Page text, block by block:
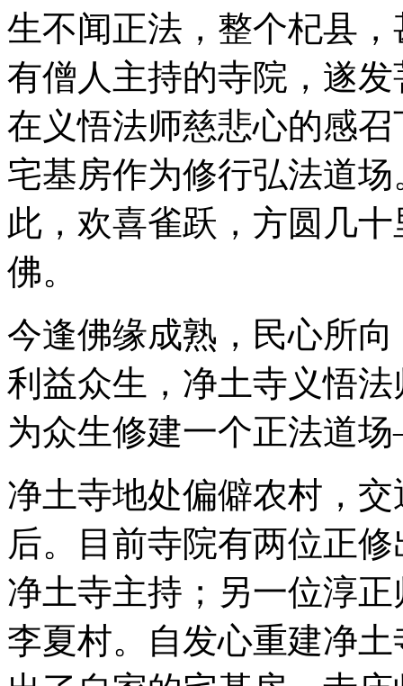
生不闻正法，整个杞县
有僧人主持的寺院，遂
在义悟法师慈悲心的感
宅基房作为修行弘法道
此，欢喜雀跃，方圆几
佛。
今逢佛缘成熟，民心所
利益众生，净土寺义悟
为众生修建一个正法道
净土寺地处偏僻农村，
后。目前寺院有两位正
净土寺主持；另一位淳
李夏村。自发心重建净